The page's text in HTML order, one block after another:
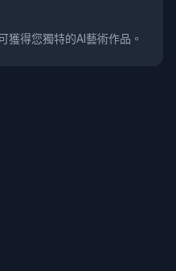
獲得您獨特的AI藝術作品。